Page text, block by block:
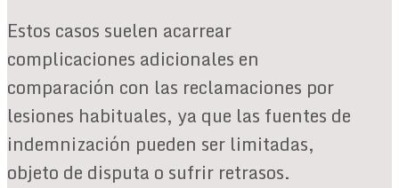
Estos casos suelen acarrear
complicaciones adicionales en
comparación con las reclamaciones por
lesiones habituales, ya que las fuentes de
indemnización pueden ser limitadas,
objeto de disputa o sufrir retrasos.